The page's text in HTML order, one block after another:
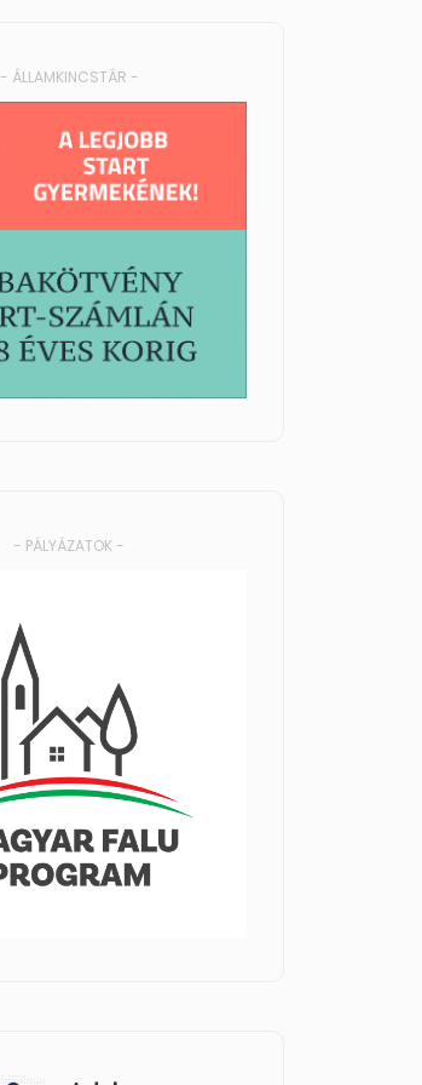
- ÁLLAMKINCSTÁR -
- PÁLYÁZATOK -